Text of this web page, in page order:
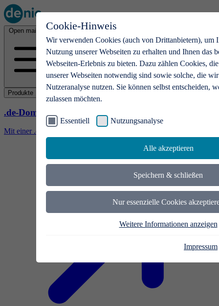
Cookie-Hinweis
Wir verwenden Cookies (auch von Drittanbietern), um
Nutzung unserer Webseiten zu erhalten und Ihnen das
Webseiten-Erlebnis zu bieten. Dazu zählen Cookies,
unserer Webseiten notwendig sind sowie solche, die
Nutzeranalyse nutzen. Sie können selbst entscheiden,
zulassen möchten.
Essentiell Nutzungsanalyse
Alle akzeptieren
Speichern & schließen
Nur essenzielle Cookies
Weitere Informationen anzeigen
Impressum
Open main menu
Produkte
.de-Domains
Mit einer .de-Domain erhalten Ideen eine Bühne